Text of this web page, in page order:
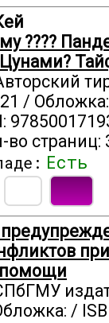
????
/
во страниц:
Есть
помощи
/